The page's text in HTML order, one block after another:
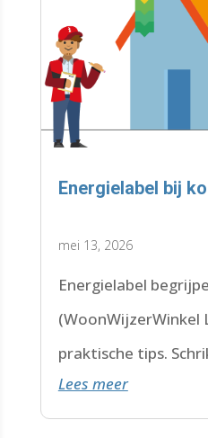
Energielabel bij
mei 13, 2026
Energielabel
(WoonWijzerWinkel
praktische tips.
Check de datum.
Lees meer